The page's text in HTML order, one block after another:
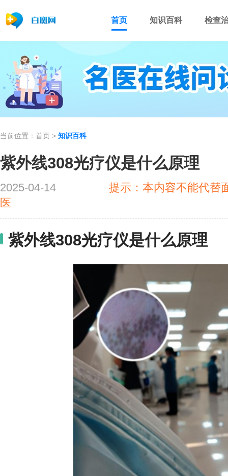
首页 知识百科 检查
当前位置： 首页 > 知识百科
紫外线308光疗仪是什么原理
2025-04-14
提示：本内容不能代替
医
紫外线308光疗仪是什么原理